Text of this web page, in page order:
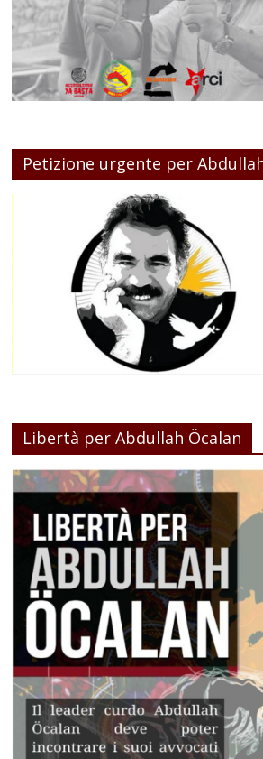
Petizione urgente per
Libertà per Abdullah Öcalan